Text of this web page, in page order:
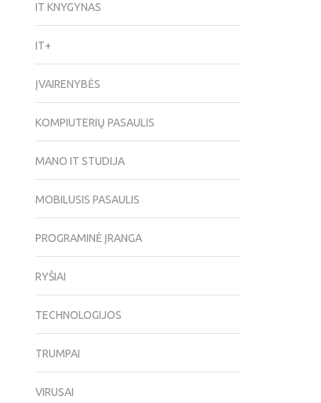
IT KNYGYNAS
IT+
ĮVAIRENYBĖS
KOMPIUTERIŲ PASAULIS
MANO IT STUDIJA
MOBILUSIS PASAULIS
PROGRAMINĖ ĮRANGA
RYŠIAI
TECHNOLOGIJOS
TRUMPAI
VIRUSAI